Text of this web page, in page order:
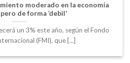
moderado en la economía
de forma ‘debil’
un 3% este año, según el Fondo
(FMI), que [...]